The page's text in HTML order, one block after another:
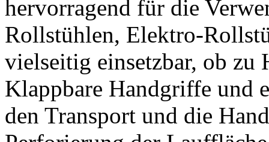
hervorragend für die
Rollstühlen, Elektro-
vielseitig einsetzbar, ob zu
Klappbare Handgriffe und
den Transport und die